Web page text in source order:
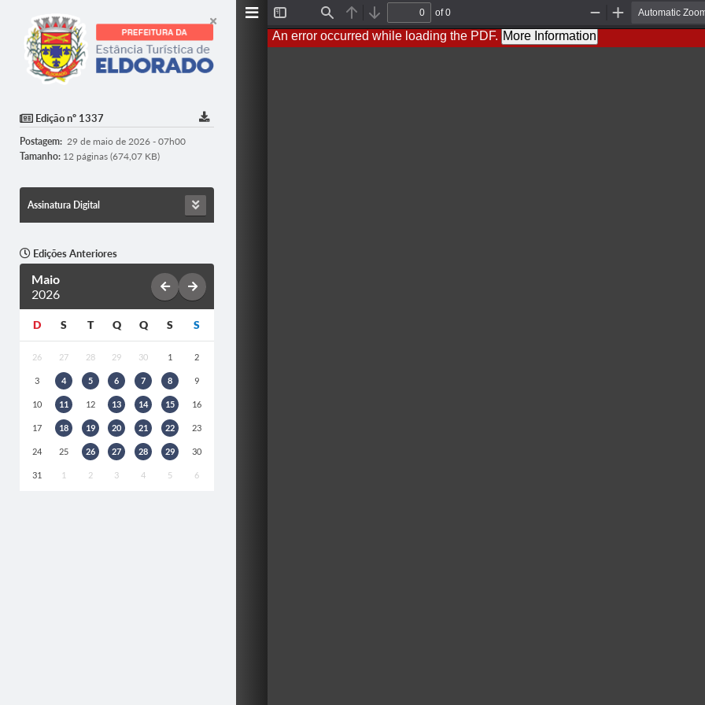
Edição nº 1337
Postagem: 29 de maio de 2026 - 07h00
Tamanho: 12 páginas (674,07 KB)
Assinatura Digital
Edições Anteriores
Maio
2026
D S T Q Q S S
26 27 28 29 30 1 2
3 4 5 6 7 8 9
10 11 12 13 14 15 16
17 18 19 20 21 22 23
24 25 26 27 28 29 30
31 1 2 3 4 5 6
Sidebar
Find Previous
Next
of 0
Out
An error occurred while loading the PDF. More Information